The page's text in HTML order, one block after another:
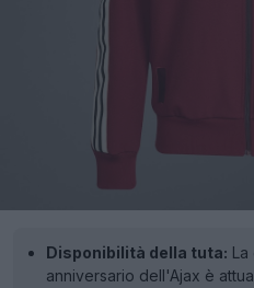
Disponibilità della tuta: La
anniversario dell'Ajax è